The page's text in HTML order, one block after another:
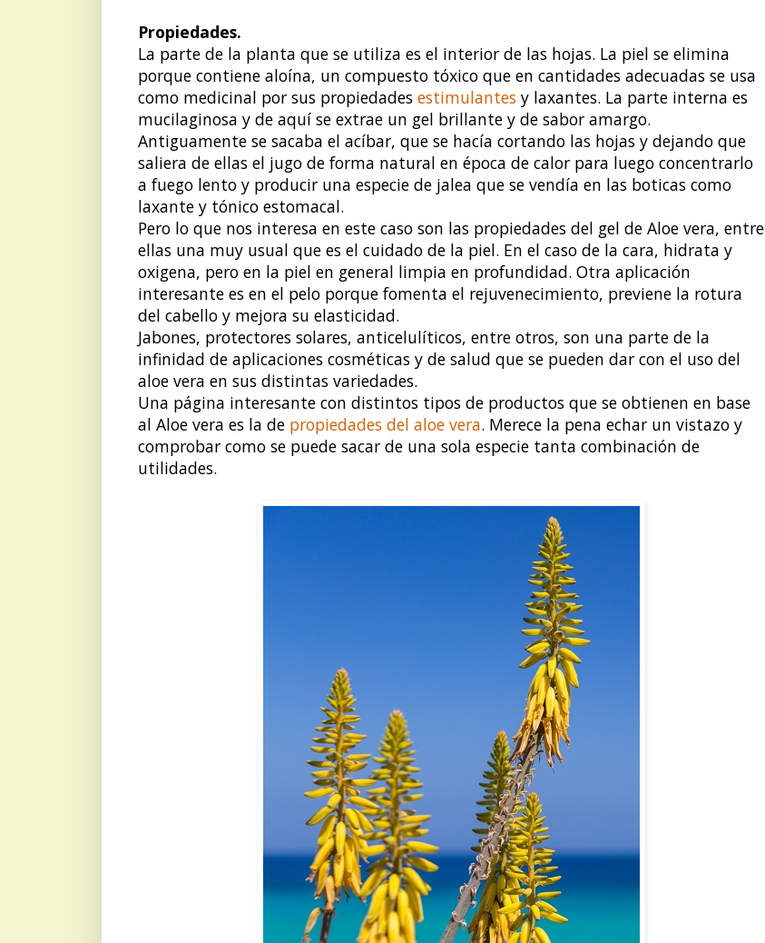
Propiedades.
La parte de la planta que se utiliza es el interior de las hojas. La piel se elimina
porque contiene aloína, un compuesto tóxico que en cantidades adecuadas se usa
como medicinal por sus propiedades estimulantes y laxantes. La parte interna es
mucilaginosa y de aquí se extrae un gel brillante y de sabor amargo.
Antiguamente se sacaba el acíbar, que se hacía cortando las hojas y dejando que
saliera de ellas el jugo de forma natural en época de calor para luego concentrarlo
a fuego lento y producir una especie de jalea que se vendía en las boticas como
laxante y tónico estomacal.
Pero lo que nos interesa en este caso son las propiedades del gel de Aloe vera, entre
ellas una muy usual que es el cuidado de la piel. En el caso de la cara, hidrata y
oxigena, pero en la piel en general limpia en profundidad. Otra aplicación
interesante es en el pelo porque fomenta el rejuvenecimiento, previene la rotura
del cabello y mejora su elasticidad.
Jabones, protectores solares, anticelulíticos, entre otros, son una parte de la
infinidad de aplicaciones cosméticas y de salud que se pueden dar con el uso del
aloe vera en sus distintas variedades.
Una página interesante con distintos tipos de productos que se obtienen en base
al Aloe vera es la de propiedades del aloe vera. Merece la pena echar un vistazo y
comprobar como se puede sacar de una sola especie tanta combinación de
utilidades.